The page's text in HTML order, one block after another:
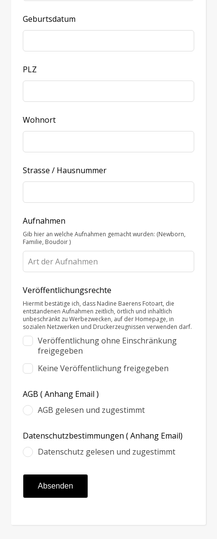
Geburtsdatum
PLZ
Wohnort
Strasse / Hausnummer
Aufnahmen
Gib hier an welche Aufnahmen gemacht wurden: (Newborn,
Familie, Boudoir )
Veröffentlichungsrechte
Hiermit bestätige ich, dass Nadine Baerens Fotoart, die
entstandenen Aufnahmen zeitlich, örtlich und inhaltlich
unbeschränkt zu Werbezwecken, auf der Homepage, in
sozialen Netzwerken und Druckerzeugnissen verwenden darf.
Veröffentlichung ohne Einschränkung
freigegeben
Keine Veröffentlichung freigegeben
AGB ( Anhang Email )
AGB gelesen und zugestimmt
Datenschutzbestimmungen ( Anhang Email)
Datenschutz gelesen und zugestimmt
Absenden